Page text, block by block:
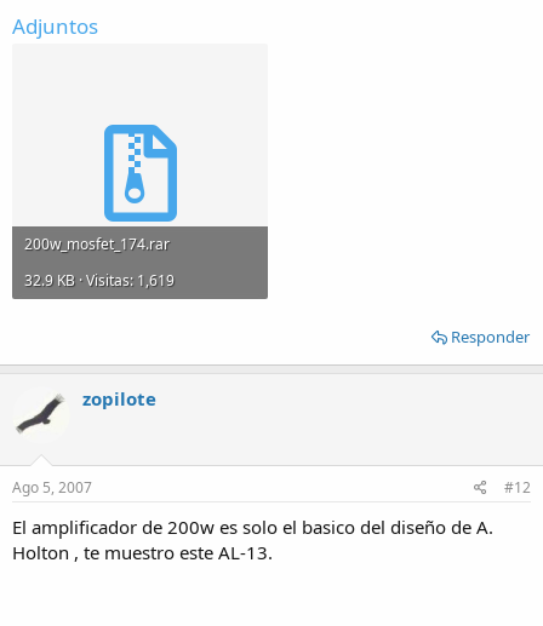
Adjuntos
200w_mosfet_174.rar
32.9 KB · Visitas: 1,619
Responder
zopilote
Ago 5, 2007 #12
El amplificador de 200w es solo el basico del diseño de A.
Holton , te muestro este AL-13.